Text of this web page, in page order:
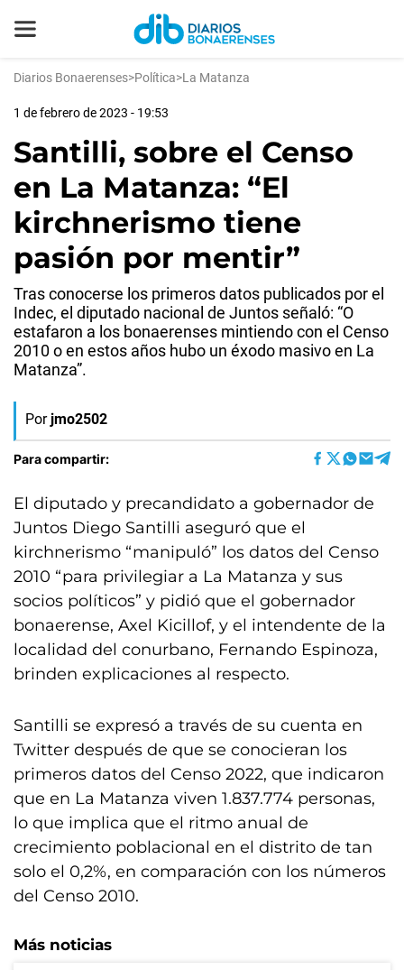
Diarios Bonaerenses>Política>La Matanza
1 de febrero de 2023 - 19:53
Santilli, sobre el Censo
en La Matanza: “El
kirchnerismo tiene
pasión por mentir”
Tras conocerse los primeros datos publicados por el
Indec, el diputado nacional de Juntos señaló: “O
estafaron a los bonaerenses mintiendo con el Censo
2010 o en estos años hubo un éxodo masivo en La
Matanza”.
Por jmo2502
Para compartir:
El diputado y precandidato a gobernador de
Juntos Diego Santilli aseguró que el
kirchnerismo “manipuló” los datos del Censo
2010 “para privilegiar a La Matanza y sus
socios políticos” y pidió que el gobernador
bonaerense, Axel Kicillof, y el intendente de la
localidad del conurbano, Fernando Espinoza,
brinden explicaciones al respecto.
Santilli se expresó a través de su cuenta en
Twitter después de que se conocieran los
primeros datos del Censo 2022, que indicaron
que en La Matanza viven 1.837.774 personas,
lo que implica que el ritmo anual de
crecimiento poblacional en el distrito de tan
solo el 0,2%, en comparación con los números
del Censo 2010.
Más noticias